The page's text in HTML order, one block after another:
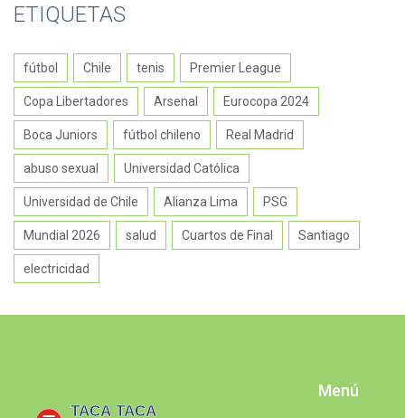
ETIQUETAS
fútbol Chile tenis Premier League
Copa Libertadores Arsenal Eurocopa 2024
Boca Juniors fútbol chileno Real Madrid
abuso sexual Universidad Católica
Universidad de Chile Alianza Lima PSG
Mundial 2026 salud Cuartos de Final Santiago
electricidad
Menú